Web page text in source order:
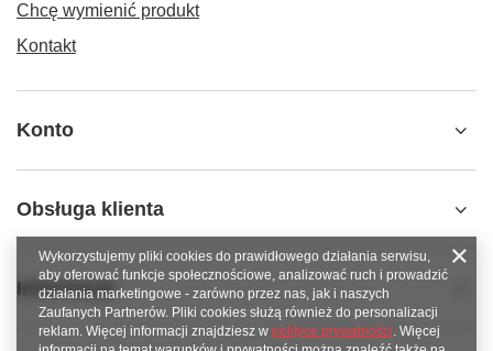
Chcę wymienić produkt
Kontakt
Konto
Obsługa klienta
Informacje
Wykorzystujemy pliki cookies do prawidłowego działania serwisu,
aby oferować funkcje społecznościowe, analizować ruch i prowadzić
działania marketingowe - zarówno przez nas, jak i naszych
Zaufanych Partnerów. Pliki cookies służą również do personalizacji
reklam. Więcej informacji znajdziesz w polityce prywatności. Więcej